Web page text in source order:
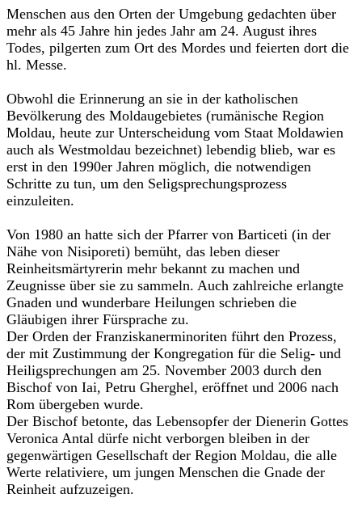
Menschen aus den Orten der Umgebung gedachten über
mehr als 45 Jahre hin jedes Jahr am 24. August ihres
Todes, pilgerten zum Ort des Mordes und feierten dort die
hl. Messe.
Obwohl die Erinnerung an sie in der katholischen
Bevölkerung des Moldaugebietes (rumänische Region
Moldau, heute zur Unterscheidung vom Staat Moldawien
auch als Westmoldau bezeichnet) lebendig blieb, war es
erst in den 1990er Jahren möglich, die notwendigen
Schritte zu tun, um den Seligsprechungsprozess
einzuleiten.
Von 1980 an hatte sich der Pfarrer von Barticeti (in der
Nähe von Nisiporeti) bemüht, das leben dieser
Reinheitsmärtyrerin mehr bekannt zu machen und
Zeugnisse über sie zu sammeln. Auch zahlreiche erlangte
Gnaden und wunderbare Heilungen schrieben die
Gläubigen ihrer Fürsprache zu.
Der Orden der Franziskanerminoriten führt den Prozess,
der mit Zustimmung der Kongregation für die Selig- und
Heiligsprechungen am 25. November 2003 durch den
Bischof von Iai, Petru Gherghel, eröffnet und 2006 nach
Rom übergeben wurde.
Der Bischof betonte, das Lebensopfer der Dienerin Gottes
Veronica Antal dürfe nicht verborgen bleiben in der
gegenwärtigen Gesellschaft der Region Moldau, die alle
Werte relativiere, um jungen Menschen die Gnade der
Reinheit aufzuzeigen.